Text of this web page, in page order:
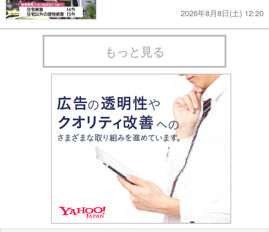
2026年8月8日(土) 12:20
もっと見る